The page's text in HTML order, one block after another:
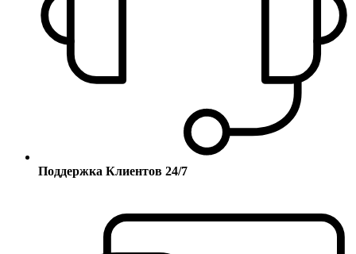
Поддержка Клиентов 24/7